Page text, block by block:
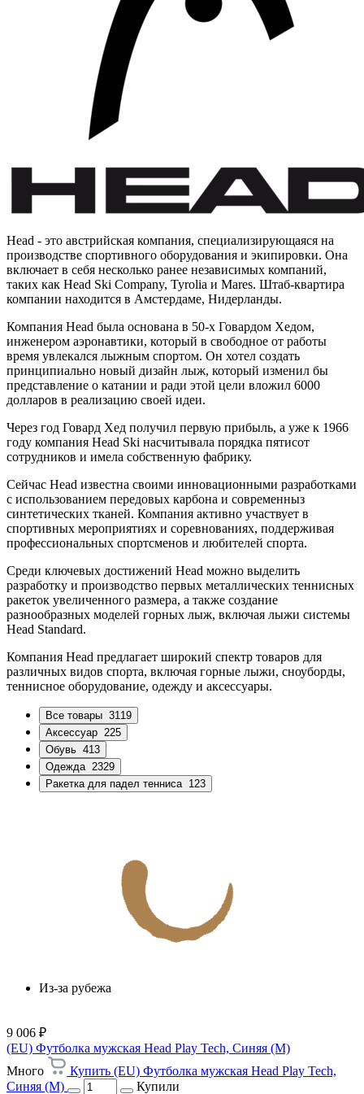
Head - это австрийская компания, специализирующаяся на
производстве спортивного оборудования и экипировки. Она
включает в себя несколько ранее независимых компаний,
таких как Head Ski Company, Tyrolia и Mares. Штаб-квартира
компании находится в Амстердаме, Нидерланды.
Компания Head была основана в 50-х Говардом Хедом,
инженером аэронавтики, который в свободное от работы
время увлекался лыжным спортом. Он хотел создать
принципиально новый дизайн лыж, который изменил бы
представление о катании и ради этой цели вложил 6000
долларов в реализацию своей идеи.
Через год Говард Хед получил первую прибыль, а уже к 1966
году компания Head Ski насчитывала порядка пятисот
сотрудников и имела собственную фабрику.
Сейчас Head известна своими инновационными разработками
с использованием передовых карбона и современныз
синтетических тканей. Компания активно участвует в
спортивных мероприятиях и соревнованиях, поддерживая
профессиональных спортсменов и любителей спорта.
Среди ключевых достижений Head можно выделить
разработку и производство первых металлических теннисных
ракеток увеличенного размера, а также создание
разнообразных моделей горных лыж, включая лыжи системы
Head Standard.
Компания Head предлагает широкий спектр товаров для
различных видов спорта, включая горные лыжи, сноуборды,
теннисное оборудование, одежду и аксессуары.
Все товары 3119
Аксессуар 225
Обувь 413
Одежда 2329
Ракетка для падел тенниса 123
Из-за рубежа
9 006 ₽
(EU) Футболка мужская Head Play Tech, Синяя (M)
Много
Купить (EU) Футболка мужская Head Play Tech,
Синяя (M)
Купили